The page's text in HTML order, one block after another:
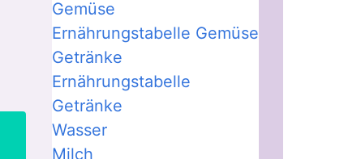
Gemüse
Ernährungstabelle Gemüse
Getränke
Ernährungstabelle
Getränke
Wasser
Milch